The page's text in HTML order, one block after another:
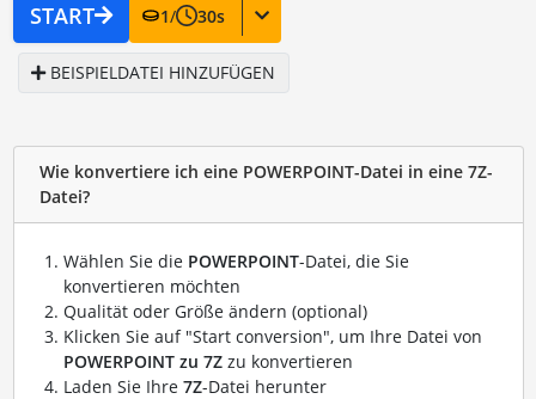
START 1/ 30s
BEISPIELDATEI HINZUFÜGEN
Wie konvertiere ich eine POWERPOINT-Datei in eine 7Z-
Datei?
Wählen Sie die POWERPOINT-Datei, die Sie
konvertieren möchten
Qualität oder Größe ändern (optional)
Klicken Sie auf "Start conversion", um Ihre Datei von
POWERPOINT zu 7Zzu konvertieren
Laden Sie Ihre 7Z-Datei herunter